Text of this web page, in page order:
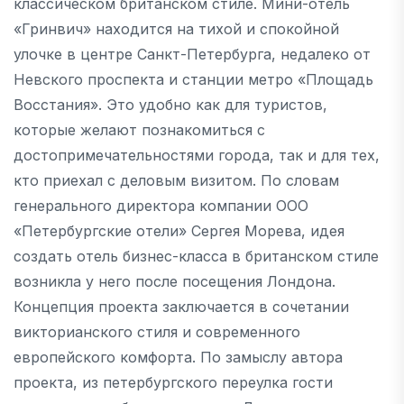
«Гринвич» находится на тихой и спокойной
улочке в центре Санкт-Петербурга, недалеко от
Невского проспекта и станции метро «Площадь
Восстания». Это удобно как для туристов,
которые желают познакомиться с
достопримечательностями города, так и для тех,
кто приехал с деловым визитом. По словам
генерального директора компании ООО
«Петербургские отели» Сергея Морева, идея
создать отель бизнес-класса в британском стиле
возникла у него после посещения Лондона.
Концепция проекта заключается в сочетании
викторианского стиля и современного
европейского комфорта. По замыслу автора
проекта, из петербургского переулка гости